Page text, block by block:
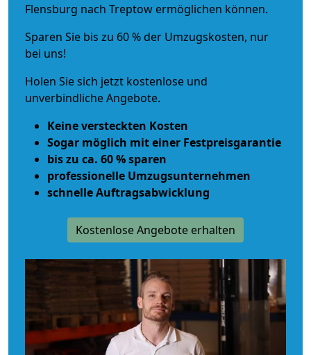
Flensburg nach Treptow ermöglichen können.
Sparen Sie bis zu 60 % der Umzugskosten, nur
bei uns!
Holen Sie sich jetzt kostenlose und
unverbindliche Angebote.
Keine versteckten Kosten
Sogar möglich mit einer Festpreisgarantie
bis zu ca. 60 % sparen
professionelle Umzugsunternehmen
schnelle Auftragsabwicklung
Kostenlose Angebote erhalten